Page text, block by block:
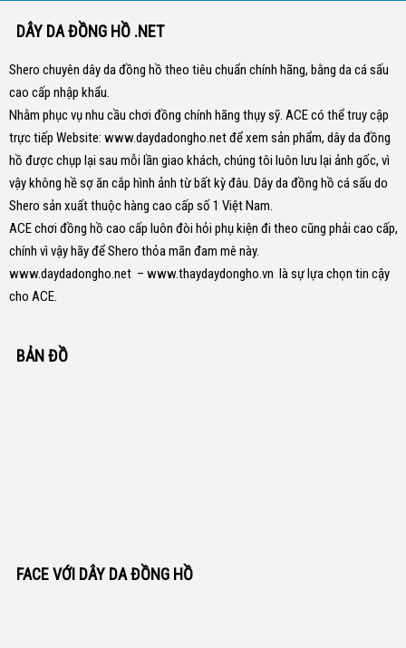
DÂY DA ĐỒNG HỒ .NET
Shero chuyên dây da đồng hồ theo tiêu chuẩn chính hãng, bằng da cá sấu
cao cấp nhập khẩu.
Nhằm phục vụ nhu cầu chơi đồng chính hãng thụy sỹ. ACE có thể truy cập
trực tiếp Website: www.daydadongho.netđể xem sản phẩm, dây da đồng
hồ được chụp lại sau mỗi lần giao khách, chúng tôi luôn lưu lại ảnh gốc, vì
vậy không hề sợ ăn cắp hình ảnh từ bất kỳ đâu. Dây da đồng hồ cá sấu do
Shero sản xuất thuộc hàng cao cấp số 1 Việt Nam.
ACE chơi đồng hồ cao cấp luôn đòi hỏi phụ kiện đi theo cũng phải cao cấp,
chính vì vậy hãy để Shero thỏa mãn đam mê này.
www.daydadongho.net – www.thaydaydongho.vn là sự lựa chọn tin cậy
cho ACE.
BẢN ĐỒ
FACE VỚI DÂY DA ĐỒNG HỒ